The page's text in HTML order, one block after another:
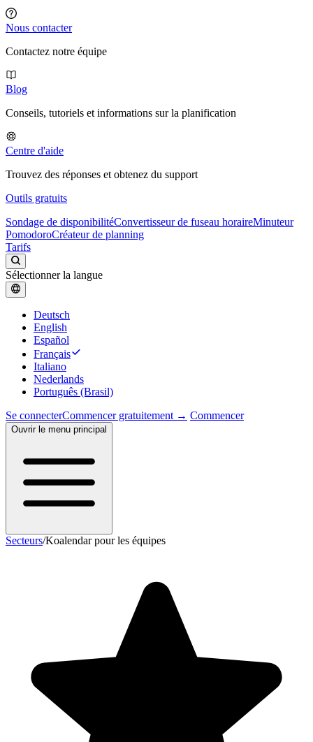
Nous contacter
Contactez notre équipe
Blog
Conseils, tutoriels et informations sur la planification
Centre d'aide
Trouvez des réponses et obtenez du support
Outils gratuits
Sondage de disponibilitéConvertisseur de fuseau horaireMinuteur
PomodoroCréateur de planning
Tarifs
Sélectionner la langue
Deutsch
English
Español
Français
Italiano
Nederlands
Português (Brasil)
Se connecterCommencer gratuitement → Commencer
Ouvrir le menu principal
Secteurs/Koalendar pour les équipes